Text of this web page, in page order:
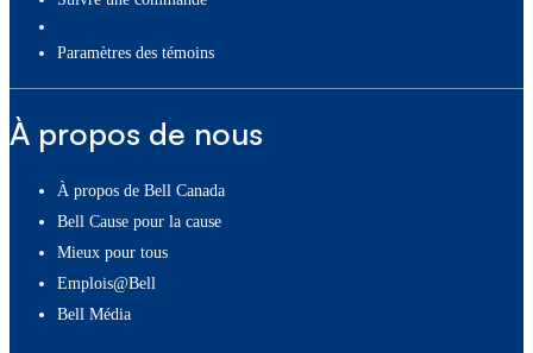
paramètres des témoins
À propos de nous
À propos de Bell Canada
Bell Cause pour la cause
Mieux pour tous
Emplois@Bell
Bell Média